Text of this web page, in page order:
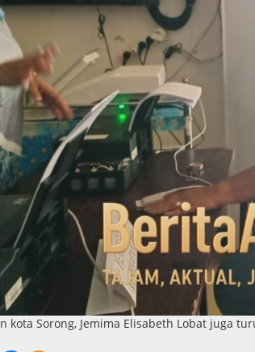
kota Sorong, Jemima Elisabeth Lobat juga